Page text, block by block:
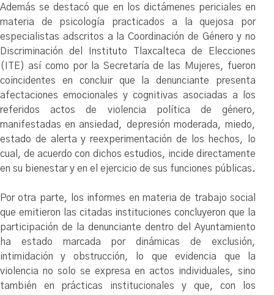
Además se destacó que en los dictámenes periciales en
materia de psicología practicados a la quejosa por
especialistas adscritos a la Coordinación de Género y no
Discriminación del Instituto Tlaxcalteca de Elecciones
(ITE) así como por la Secretaría de las Mujeres, fueron
coincidentes en concluir que la denunciante presenta
afectaciones emocionales y cognitivas asociadas a los
referidos actos de violencia política de género,
manifestadas en ansiedad, depresión moderada, miedo,
estado de alerta y reexperimentación de los hechos, lo
cual, de acuerdo con dichos estudios, incide directamente
en su bienestar y en el ejercicio de sus funciones públicas.
Por otra parte, los informes en materia de trabajo social
que emitieron las citadas instituciones concluyeron que la
participación de la denunciante dentro del Ayuntamiento
ha estado marcada por dinámicas de exclusión,
intimidación y obstrucción, lo que evidencia que la
violencia no solo se expresa en actos individuales, sino
también en prácticas institucionales y que, con los